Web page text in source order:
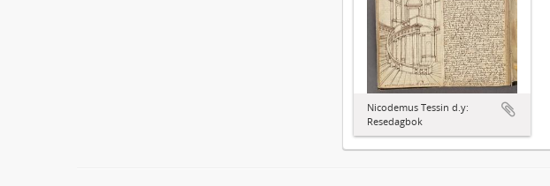
Nicodemus Tessin d.y:
Resedagbok